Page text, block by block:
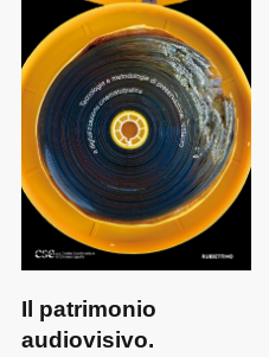
Il patrimonio
audiovisivo.